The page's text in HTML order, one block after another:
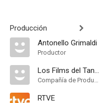
Producción
Antonello Grimaldi
Productor
Los Films del Tango
Compañía de Produccion
RTVE